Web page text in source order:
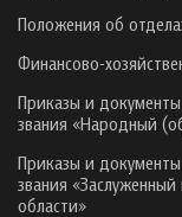
Положения об
Финансово-
Приказы и
звания «Народный
Приказы и
звания
области»